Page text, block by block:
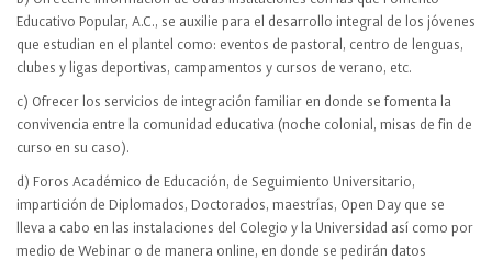
Educativo Popular, A.C., se auxilie para el desarrollo integral de los jóvenes
que estudian en el plantel como: eventos de pastoral, centro de lenguas,
clubes y ligas deportivas, campamentos y cursos de verano, etc.
c) Ofrecer los servicios de integración familiar en donde se fomenta la
convivencia entre la comunidad educativa (noche colonial, misas de fin de
curso en su caso).
d) Foros Académico de Educación, de Seguimiento Universitario,
impartición de Diplomados, Doctorados, maestrías, Open Day que se
lleva a cabo en las instalaciones del Colegio y la Universidad así como por
medio de Webinar o de manera online, en donde se pedirán datos